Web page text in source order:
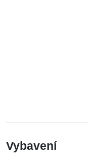
Vybavení